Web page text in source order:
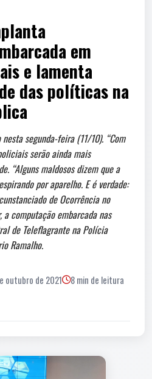
em
e lamenta
das políticas na
segunda-feira (11/10). “Com
serão ainda mais
“Alguns maldosos dizem que a
por aparelho. E é verdade:
de Ocorrência no
computação embarcada nas
de Teleflagrante na Polícia
Ramalho.
outubro de 2021
8 min de leitura